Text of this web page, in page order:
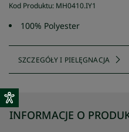
Kod Produktu: MH0410.IY1
100% Polyester
SZCZEGÓŁY I PIELĘGNACJA
INFORMACJE O